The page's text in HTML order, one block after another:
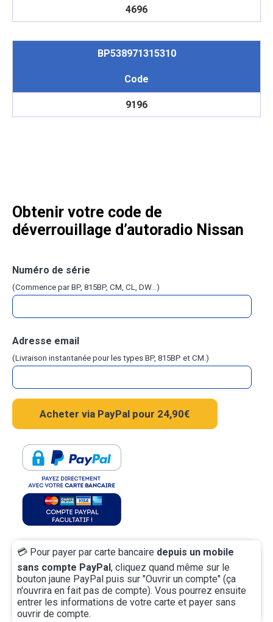
4696
BP538971315310
Code
9196
Obtenir votre code de
déverrouillage d’autoradio Nissan
Numéro de série
(Commence par BP, 815BP, CM, CL, DW...)
Adresse email
(Livraison instantanée pour les types BP, 815BP et CM.)
💳 Pour payer par carte bancaire depuis un mobile
sans compte PayPal, cliquez quand même sur le
bouton jaune PayPal puis sur "Ouvrir un compte" (ça
n'ouvrira en fait pas de compte). Vous pourrez ensuite
entrer les informations de votre carte et payer sans
ouvrir de compte.